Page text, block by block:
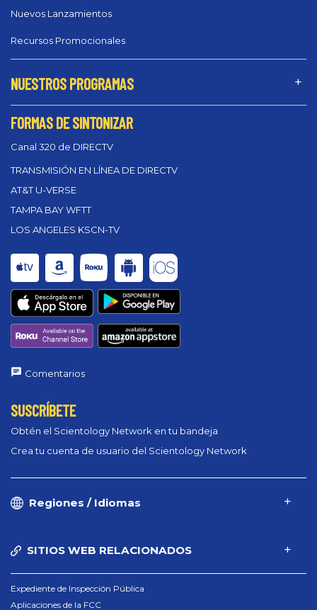
Nuevos Lanzamientos
Recursos Promocionales
NUESTROS PROGRAMAS
FORMAS DE SINTONIZAR
Canal 320 de DIRECTV
TRANSMISIÓN EN LÍNEA DE DIRECTV
AT&T U-VERSE
TAMPA BAY WFTT
LOS ANGELES KSCN-TV
Comentarios
SUSCRÍBETE
Obtén el Scientology Network en tu bandeja
Crea tu cuenta de usuario del Scientology Network
Regiones / Idiomas
SITIOS WEB RELACIONADOS
Expediente de Inspección Pública
Aplicaciones de la FCC